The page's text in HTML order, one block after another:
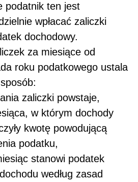
podatnik ten jest
wpłacać zaliczki
dochodowy.
za miesiące od
roku podatkowego ustala
zaliczki powstaje,
w którym dochody
kwotę powodującą
podatku,
stanowi podatek
według zasad